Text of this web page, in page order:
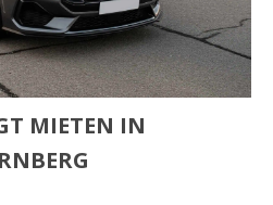
MIETEN IN